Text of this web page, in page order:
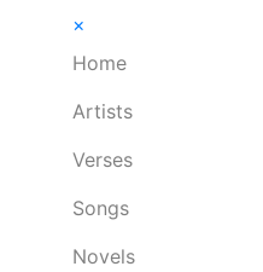
×
Home
Artists
Verses
Songs
Novels